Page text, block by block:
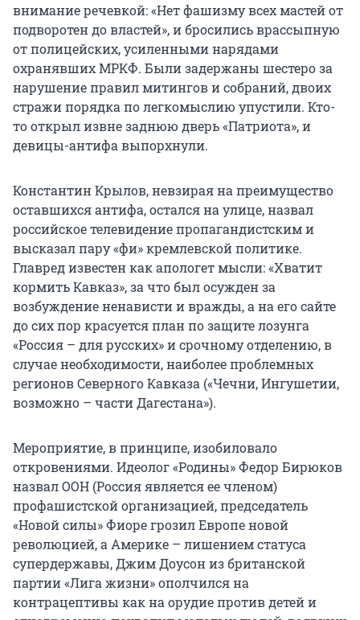
внимание речевкой: «Нет фашизму всех мастей от
подворотен до властей», и бросились врассыпную
от полицейских, усиленными нарядами
охранявших МРКФ. Были задержаны шестеро за
нарушение правил митингов и собраний, двоих
стражи порядка по легкомыслию упустили. Кто-
то открыл извне заднюю дверь «Патриота», и
девицы-антифа выпорхнули.
Константин Крылов, невзирая на преимущество
оставшихся антифа, остался на улице, назвал
российское телевидение пропагандистским и
высказал пару «фи» кремлевской политике.
Главред известен как апологет мысли: «Хватит
кормить Кавказ», за что был осужден за
возбуждение ненависти и вражды, а на его сайте
до сих пор красуется план по защите лозунга
«Россия – для русских» и срочному отделению, в
случае необходимости, наиболее проблемных
регионов Северного Кавказа («Чечни, Ингушетии,
возможно – части Дагестана»).
Мероприятие, в принципе, изобиловало
откровениями. Идеолог «Родины» Федор Бирюков
назвал ООН (Россия является ее членом)
профашистской организацией, председатель
«Новой силы» Фиоре грозил Европе новой
революцией, а Америке – лишением статуса
супердержавы, Джим Доусон из британской
партии «Лига жизни» ополчился на
контрацептивы как на орудие против детей и